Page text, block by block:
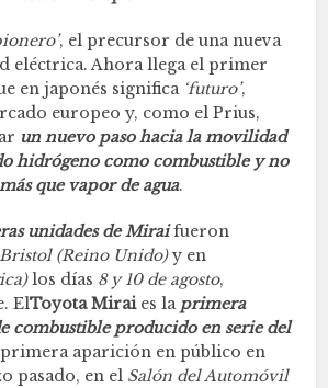
, el precursor de una nueva
eléctrica. Ahora llega el primer
en japonés significa ‘futuro’,
europeo y, como el Prius,
un nuevo paso hacia la movilidad
hidrógeno como combustible y no
que vapor de agua.
unidades de Miraifueron
Bristol (Reino Unido)y en
los días 8 y 10 de agosto,
ElToyota Miraies la primera
combustible producido en serie del
primera aparición en público en
pasado, en el Salón del Automóvil